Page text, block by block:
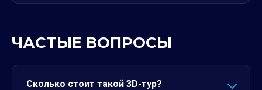
ЧАСТЫЕ ВОПРОСЫ
Сколько стоит такой 3D-тур?